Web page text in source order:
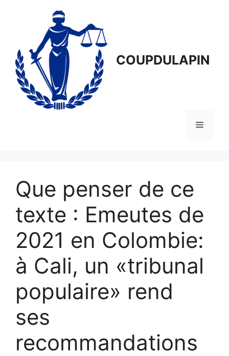
COUPDULAPIN
Menu
Que penser de ce
texte : Emeutes de
2021 en Colombie:
à Cali, un «tribunal
populaire» rend
ses
recommandations